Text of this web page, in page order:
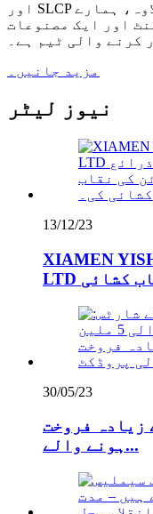
اور SLCP سرٹیفکیٹ پاس کر لیا۔ اس کے علاوہ، ہمارے
اور ایک مصنوعات
کرنے والی ٹیم ہے۔
مزید جانیں۔
نیوز لیٹر
13/12/23
XIAMEN
30/05/23
زیادہ فروخت
ہونے والے...